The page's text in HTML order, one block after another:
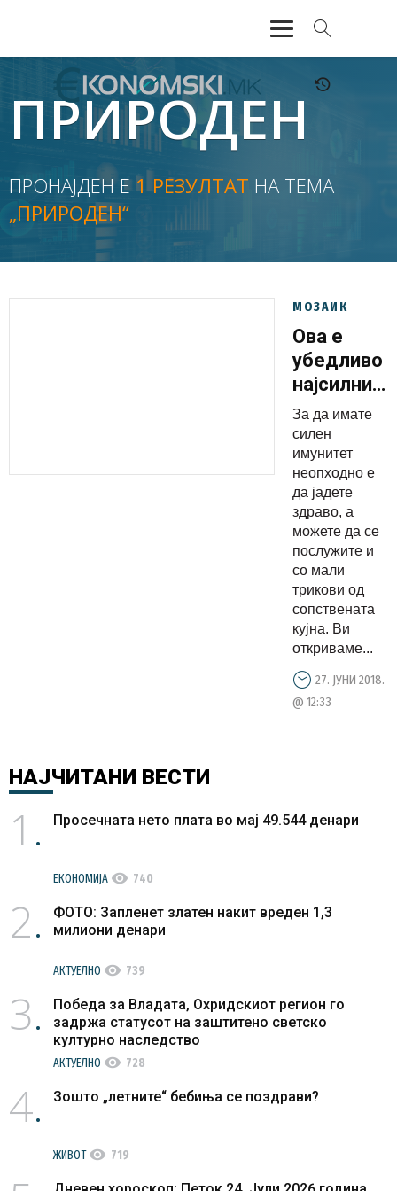
АКТУЕЛНО
ЕКОНОМИЈА
ФИНАНСИИ
БАНКАРСТВО
ЖИВОТ
ПРИРОДЕН
ПРОНАЈДЕН Е1 РЕЗУЛТАТ НА ТЕМА
„ПРИРОДЕН“
МОЗАИК
Ова е
убедливо
најсилниот
природен
За да имате
силен
имунитет
неопходно е
да јадете
здраво, а
можете да се
послужите и
со мали
трикови од
сопствената
кујна. Ви
откриваме...
27. ЈУНИ 2018.
@ 12:33
НАЈЧИТАНИ ВЕСТИ
1 Просечната нето плата во мај 49.544 денари
ЕКОНОМИЈА visibility 740
2
ФОТО: Запленет златен накит вреден 1,3
милиони денари
АКТУЕЛНО visibility 739
3
Победа за Владата, Охридскиот регион го
задржа статусот на заштитено светско
културно наследство
АКТУЕЛНО visibility 728
4 Зошто „летните“ бебиња се поздрави?
ЖИВОТvisibility 719